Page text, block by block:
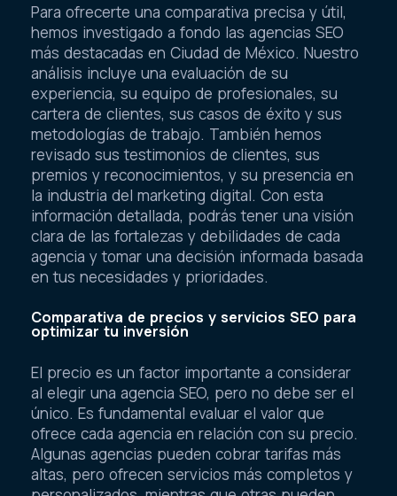
Para ofrecerte una comparativa precisa y útil,
hemos investigado a fondo las agencias SEO
más destacadas en Ciudad de México. Nuestro
análisis incluye una evaluación de su
experiencia, su equipo de profesionales, su
cartera de clientes, sus casos de éxito y sus
metodologías de trabajo. También hemos
revisado sus testimonios de clientes, sus
premios y reconocimientos, y su presencia en
la industria del marketing digital. Con esta
información detallada, podrás tener una visión
clara de las fortalezas y debilidades de cada
agencia y tomar una decisión informada basada
en tus necesidades y prioridades.
Comparativa de precios y servicios SEO para
optimizar tu inversión
El precio es un factor importante a considerar
al elegir una agencia SEO, pero no debe ser el
único. Es fundamental evaluar el valor que
ofrece cada agencia en relación con su precio.
Algunas agencias pueden cobrar tarifas más
altas, pero ofrecen servicios más completos y